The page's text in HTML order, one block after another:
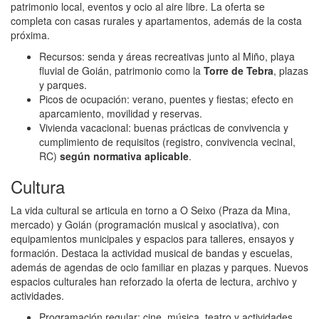
patrimonio local, eventos y ocio al aire libre. La oferta se
completa con casas rurales y apartamentos, además de la costa
próxima.
Recursos: senda y áreas recreativas junto al Miño, playa
fluvial de Goián, patrimonio como la Torre de Tebra, plazas
y parques.
Picos de ocupación: verano, puentes y fiestas; efecto en
aparcamiento, movilidad y reservas.
Vivienda vacacional: buenas prácticas de convivencia y
cumplimiento de requisitos (registro, convivencia vecinal,
RC) según normativa aplicable.
Cultura
La vida cultural se articula en torno a O Seixo (Praza da Mina,
mercado) y Goián (programación musical y asociativa), con
equipamientos municipales y espacios para talleres, ensayos y
formación. Destaca la actividad musical de bandas y escuelas,
además de agendas de ocio familiar en plazas y parques. Nuevos
espacios culturales han reforzado la oferta de lectura, archivo y
actividades.